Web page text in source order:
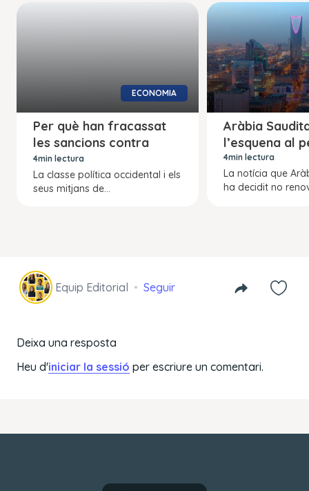
ECONOMIA
Per què han fracassat
les sancions contra
Rússia
4min lectura
La classe política occidental i els
seus mitjans de...
Aràbia
l’esquena al
4min lectura
La notícia que
ha decidit no
Equip Editorial Seguir
Deixa una resposta
Heu d'iniciar la sessió per escriure un comentari.